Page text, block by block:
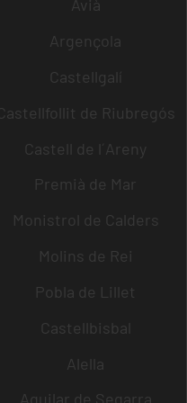
Avià
Argençola
Castellgalí
Castellfollit de Riubregós
Castell de l´Areny
Premià de Mar
Monistrol de Calders
Molins de Rei
Pobla de Lillet
Castellbisbal
Alella
Aguilar de Segarra